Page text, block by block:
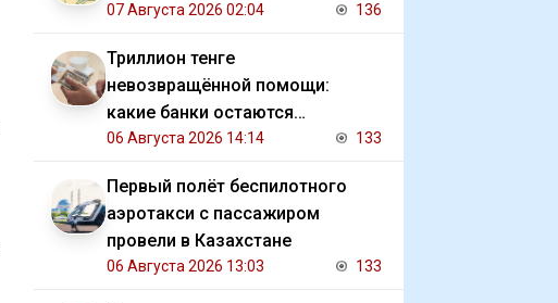
07 Августа 2026 02:04 136
Триллион тенге
невозвращённой помощи:
какие банки остаются
должниками государства
06 Августа 2026 14:14 133
Первый полёт беспилотного
аэротакси с пассажиром
провели в Казахстане
06 Августа 2026 13:03 133